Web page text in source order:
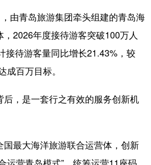
青岛旅游集团牵头组建的青岛海
2026年度接待游客突破100万人
接待游客量同比增长21.43%，较
成百万目标。
，是一套行之有效的服务创新机
最大海洋旅游联合运营体，创新